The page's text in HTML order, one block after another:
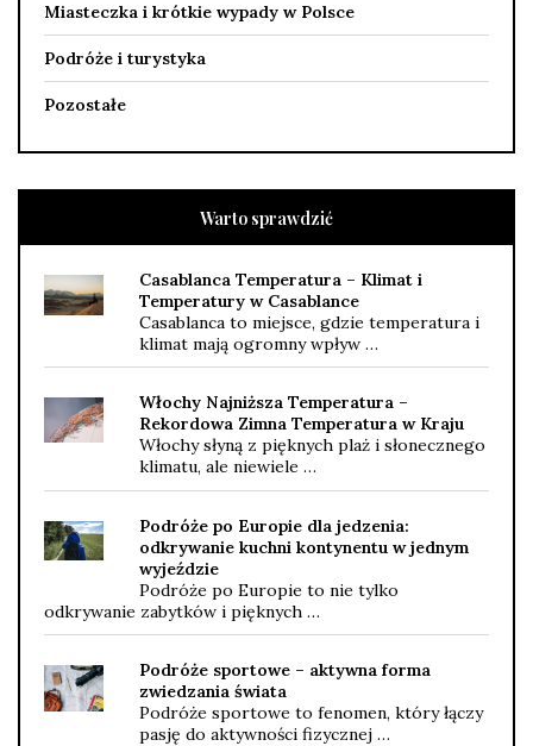
Miasteczka i krótkie wypady w Polsce
Podróże i turystyka
Pozostałe
Warto sprawdzić
Casablanca Temperatura – Klimat i
Temperatury w Casablance
Casablanca to miejsce, gdzie temperatura i
klimat mają ogromny wpływ …
Włochy Najniższa Temperatura –
Rekordowa Zimna Temperatura w Kraju
Włochy słyną z pięknych plaż i słonecznego
klimatu, ale niewiele …
Podróże po Europie dla jedzenia:
odkrywanie kuchni kontynentu w jednym
wyjeździe
Podróże po Europie to nie tylko
odkrywanie zabytków i pięknych …
Podróże sportowe – aktywna forma
zwiedzania świata
Podróże sportowe to fenomen, który łączy
pasję do aktywności fizycznej …